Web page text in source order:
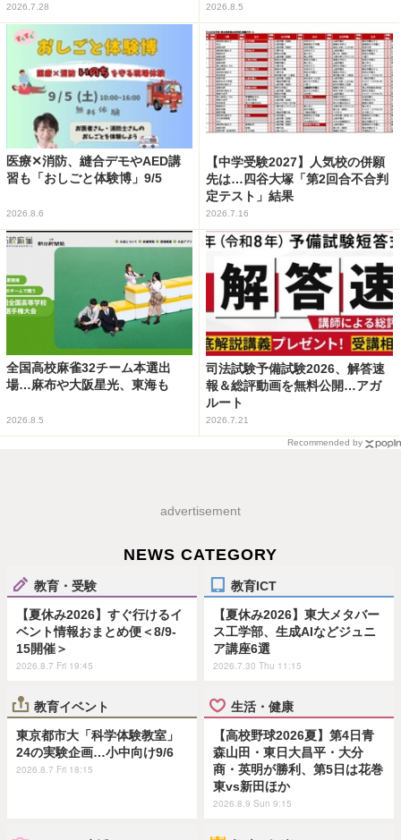
2026.7.28 2026.8.5
医療✕消防、縫合デモやAED講
習も「おしごと体験博」9/5
2026.8.6
【中学受験2027】人気校の併願
先は…四谷大塚「第2回合不合判
定テスト」結果
2026.7.16
全国高校麻雀32チーム本選出
場…麻布や大阪星光、東海も
2026.8.5
司法試験予備試験2026、解答速
報＆総評動画を無料公開…アガ
ルート
2026.7.21
Recommended by
advertisement
NEWS CATEGORY
教育・受験
【夏休み2026】すぐ行けるイ
ベント情報おまとめ便＜8/9-
15開催＞
2026.8.7 Fri 19:45
教育ICT
【夏休み2026】東大メタバー
ス工学部、生成AIなどジュニ
ア講座6選
2026.7.30 Thu 11:15
教育イベント
東京都市大「科学体験教室」
24の実験企画…小中向け9/6
2026.8.7 Fri 18:15
生活・健康
【高校野球2026夏】第4日青
森山田・東日大昌平・大分
商・英明が勝利、第5日は花巻
東vs新田ほか
2026.8.9 Sun 9:15